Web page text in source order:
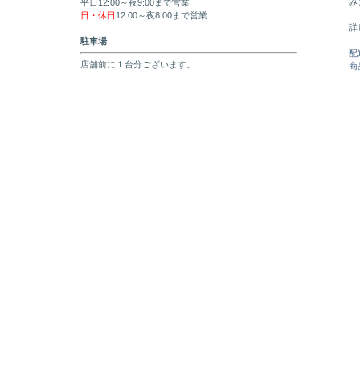
平日12:00～夜9:00まで営業
日・休日 12:00～夜8:00まで営業
駐車場
店舗前に１台分ございます。
詳
配
商